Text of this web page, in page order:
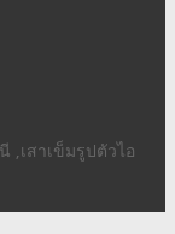
,เสาเข็มรูปตัวไอ